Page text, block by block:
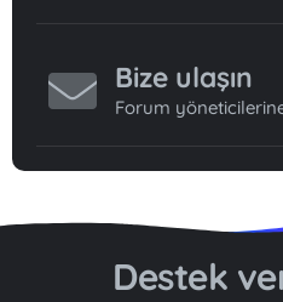
Bize ulaşın
Forum
Destek